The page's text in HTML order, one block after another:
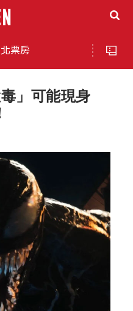
票房
」可能現身